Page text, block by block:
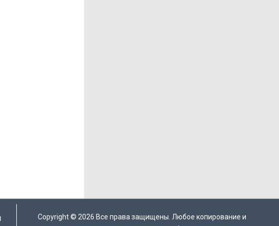
Copyright © 2026 Все права защищены. Любое копирование и